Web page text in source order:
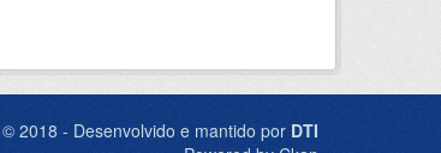
© 2018 - Desenvolvido e mantido por DTI